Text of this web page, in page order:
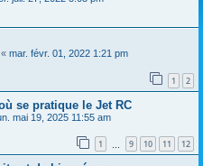
« mar. févr. 01, 2022 1:21 pm
1 2
se pratique le Jet RC
mai 19, 2025 11:55 am
1 9 10 11 12